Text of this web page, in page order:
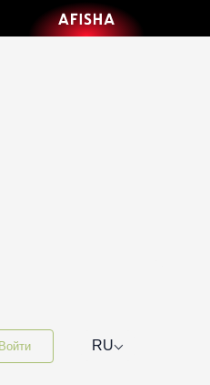
Войти RU⌵